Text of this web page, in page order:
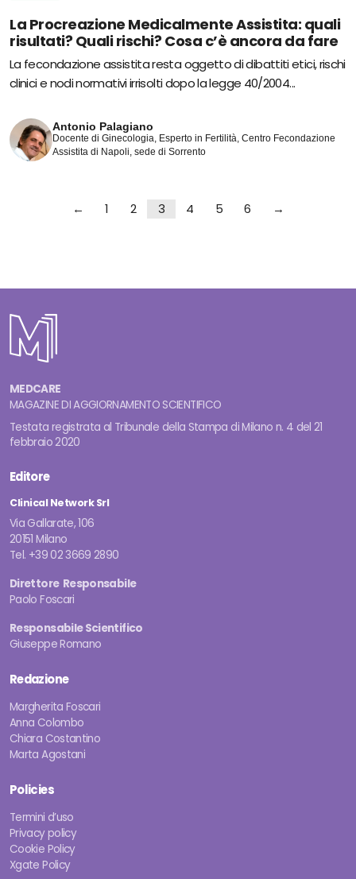
La Procreazione Medicalmente Assistita: quali
risultati? Quali rischi? Cosa c’è ancora da fare
La fecondazione assistita resta oggetto di dibattiti etici, rischi
clinici e nodi normativi irrisolti dopo la legge 40/2004...
Antonio Palagiano
Docente di Ginecologia, Esperto in Fertilità, Centro Fecondazione
Assistita di Napoli, sede di Sorrento
← 1 2 3 4 5 6 →
MEDCARE
MAGAZINE DI AGGIORNAMENTO SCIENTIFICO
Testata registrata al Tribunale della Stampa di Milano n. 4 del 21
febbraio 2020
Editore
Clinical Network Srl
Via Gallarate, 106
20151 Milano
Tel. +39 02 3669 2890
Direttore Responsabile
Paolo Foscari
Responsabile Scientifico
Giuseppe Romano
Redazione
Margherita Foscari
Anna Colombo
Chiara Costantino
Marta Agostani
Policies
Termini d’uso
Privacy policy
Cookie Policy
Xgate Policy